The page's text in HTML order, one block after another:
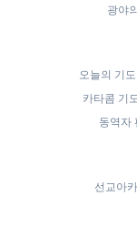
광야
오늘의 기도
카타콤 기
동역자
선교아